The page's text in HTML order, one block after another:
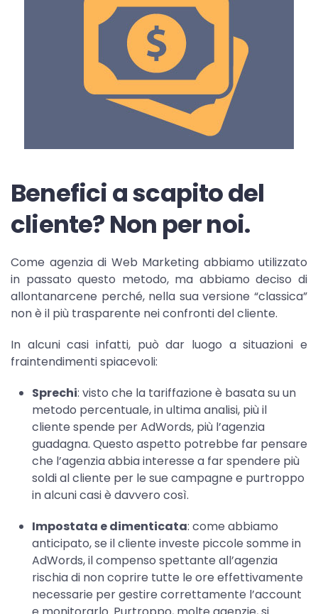
Benefici a scapito del
cliente? Non per noi.
Come agenzia di Web Marketing abbiamo utilizzato
in passato questo metodo, ma abbiamo deciso di
allontanarcene perché, nella sua versione “classica”
non è il più trasparente nei confronti del cliente.
In alcuni casi infatti, può dar luogo a situazioni e
fraintendimenti spiacevoli:
Sprechi: visto che la tariffazione è basata su un
metodo percentuale, in ultima analisi, più il
cliente spende per AdWords, più l’agenzia
guadagna. Questo aspetto potrebbe far pensare
che l’agenzia abbia interesse a far spendere più
soldi al cliente per le sue campagne e purtroppo
in alcuni casi è davvero così.
Impostata e dimenticata: come abbiamo
anticipato, se il cliente investe piccole somme in
AdWords, il compenso spettante all’agenzia
rischia di non coprire tutte le ore effettivamente
necessarie per gestire correttamente l’account